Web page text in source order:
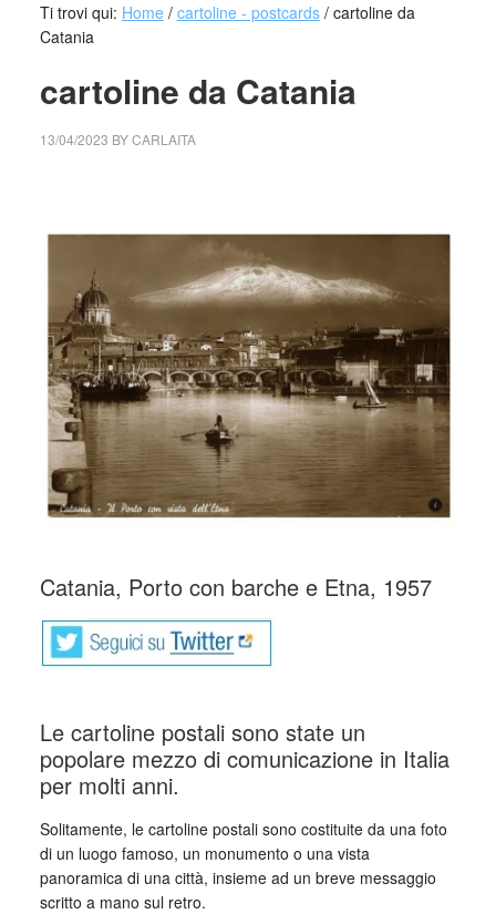
Ti trovi qui: Home / cartoline - postcards /cartoline da
Catania
cartoline da Catania
13/04/2023 BYCARLAITA
Catania, Porto con barche e Etna, 1957
Le cartoline postali sono state un
popolare mezzo di comunicazione in Italia
per molti anni.
Solitamente, le cartoline postali sono costituite da una foto
di un luogo famoso, un monumento o una vista
panoramica di una città, insieme ad un breve messaggio
scritto a mano sul retro.